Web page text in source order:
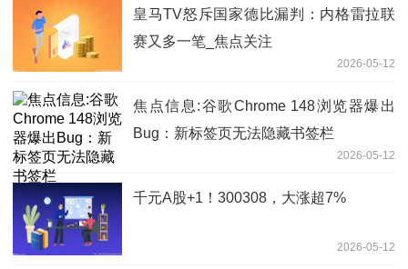
皇马TV怒斥国家德比漏判：内格雷拉联
赛又多一笔_焦点关注
2026-05-12
焦点信息:谷歌Chrome 148浏览器爆出
Bug：新标签页无法隐藏书签栏
2026-05-12
千元A股+1！300308，大涨超7%
2026-05-12